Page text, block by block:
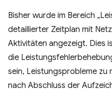
Bisher wurde im Bereich
detaillierter Zeitplan mit
Aktivitäten angezeigt. Dies
die
sein, Leistungsprobleme zu
nach Abschluss der